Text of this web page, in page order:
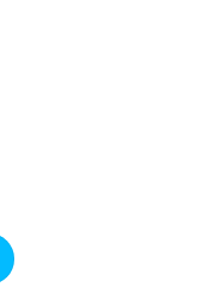
đổ không BPA